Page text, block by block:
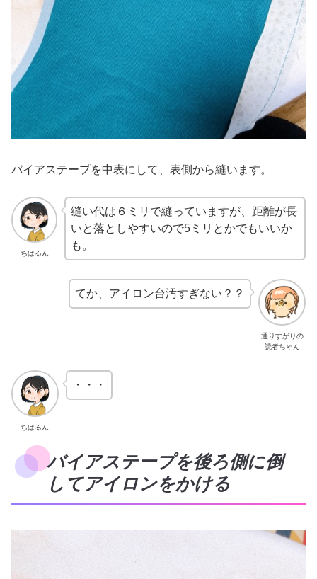
バイアステープを中表にして、表側から縫います。
ちはるん
縫い代は６ミリで縫っていますが、距離が長
いと落としやすいので5ミリとかでもいいか
も。
通りすがりの
読者ちゃん
てか、アイロン台汚すぎない？？
ちはるん
・・・
バイアステープを後ろ側に倒
してアイロンをかける